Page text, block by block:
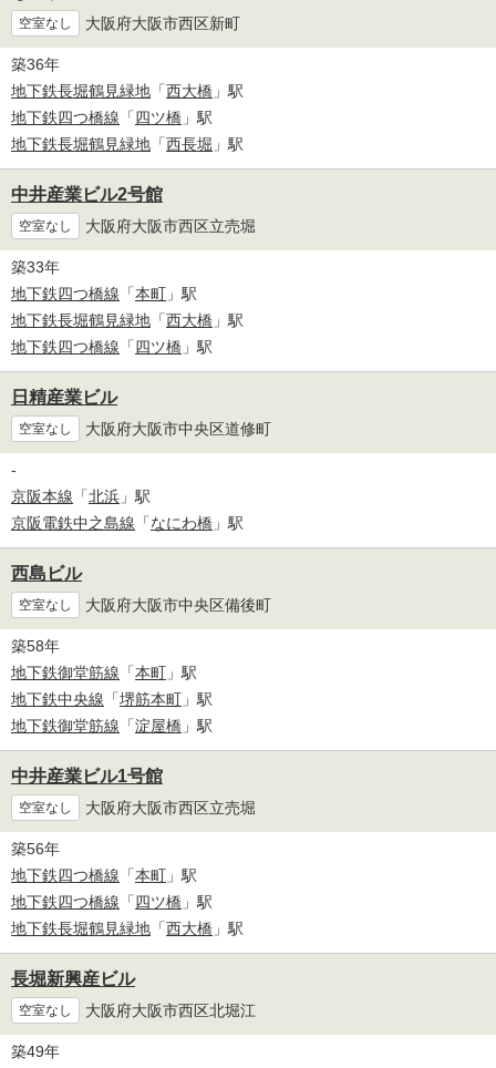
空室なし 大阪府大阪市西区新町
築36年
地下鉄長堀鶴見緑地 「西大橋 」駅
地下鉄四つ橋線 「四ツ橋 」駅
地下鉄長堀鶴見緑地 「西長堀 」駅
中井産業ビル2号館
空室なし 大阪府大阪市西区立売堀
築33年
地下鉄四つ橋線 「本町 」駅
地下鉄長堀鶴見緑地 「西大橋 」駅
地下鉄四つ橋線 「四ツ橋 」駅
日精産業ビル
空室なし 大阪府大阪市中央区道修町
-
京阪本線 「北浜 」駅
京阪電鉄中之島線 「なにわ橋 」駅
西島ビル
空室なし 大阪府大阪市中央区備後町
築58年
地下鉄御堂筋線 「本町 」駅
地下鉄中央線 「堺筋本町 」駅
地下鉄御堂筋線 「淀屋橋 」駅
中井産業ビル1号館
空室なし 大阪府大阪市西区立売堀
築56年
地下鉄四つ橋線 「本町 」駅
地下鉄四つ橋線 「四ツ橋 」駅
地下鉄長堀鶴見緑地 「西大橋 」駅
長堀新興産ビル
空室なし 大阪府大阪市西区北堀江
築49年